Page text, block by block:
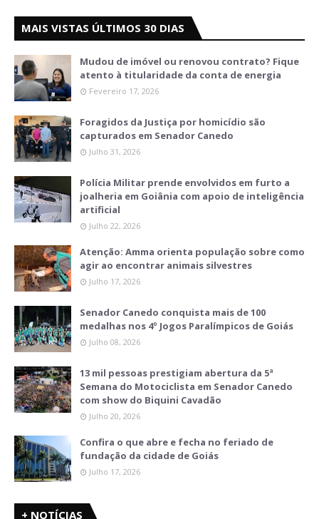
MAIS VISTAS ÚLTIMOS 30 DIAS
Mudou de imóvel ou renovou contrato? Fique
atento à titularidade da conta de energia
Fevereiro 17, 2026
Foragidos da Justiça por homicídio são
capturados em Senador Canedo
Julho 31, 2026
Polícia Militar prende envolvidos em furto a
joalheria em Goiânia com apoio de inteligência
artificial
Julho 22, 2026
Atenção: Amma orienta população sobre como
agir ao encontrar animais silvestres
Julho 17, 2026
Senador Canedo conquista mais de 100
medalhas nos 4º Jogos Paralímpicos de Goiás
Julho 08, 2026
13 mil pessoas prestigiam abertura da 5ª
Semana do Motociclista em Senador Canedo
com show do Biquini Cavadão
Julho 20, 2026
Confira o que abre e fecha no feriado de
fundação da cidade de Goiás
Julho 17, 2026
+ NOTÍCIAS